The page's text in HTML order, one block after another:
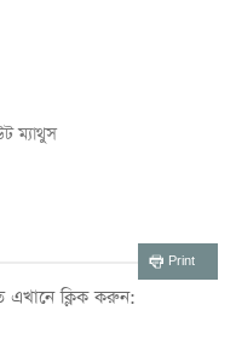
ম্যাথুস
Print
এখানে ক্লিক করুন: